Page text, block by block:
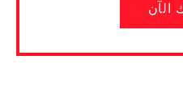
الآن